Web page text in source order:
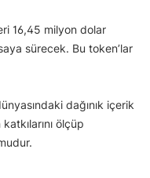
16,45 milyon dolar
sürecek. Bu token’lar
dağınık içerik
ölçüp